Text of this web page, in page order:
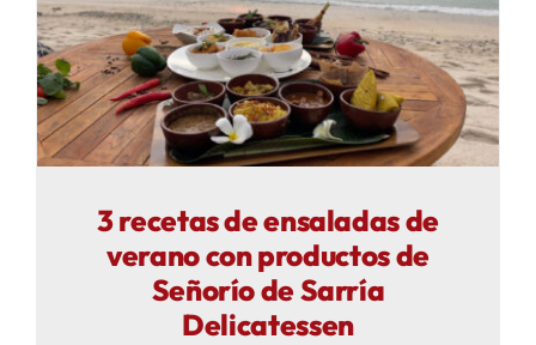
3 recetas de ensaladas de
verano con productos de
Señorío de Sarría
Delicatessen